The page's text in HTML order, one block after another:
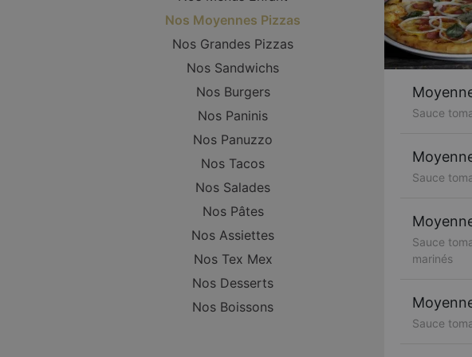
Nos Moyennes Pizzas
Nos Grandes Pizzas
Nos Sandwichs
Nos Burgers
Nos Paninis
Nos Panuzzo
Nos Tacos
Nos Salades
Nos Pâtes
Nos Assiettes
Nos Tex Mex
Nos Desserts
Nos Boissons
Sauce
Sauce
Sauce
marinés
Sauce